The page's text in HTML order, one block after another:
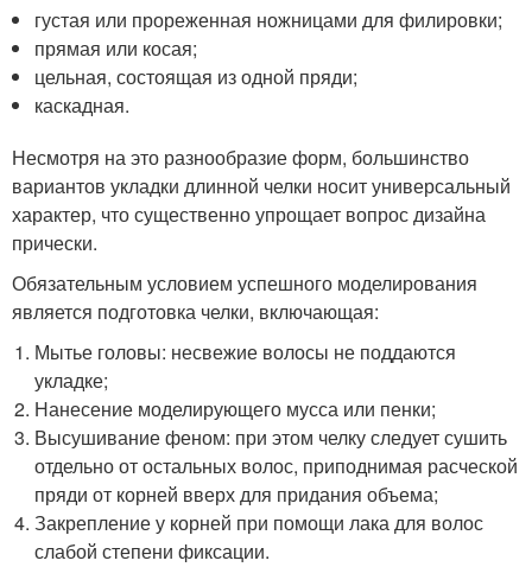
густая или прореженная ножницами для филировки;
прямая или косая;
цельная, состоящая из одной пряди;
каскадная.
Несмотря на это разнообразие форм, большинство
вариантов укладки длинной челки носит универсальный
характер, что существенно упрощает вопрос дизайна
прически.
Обязательным условием успешного моделирования
является подготовка челки, включающая:
Мытье головы: несвежие волосы не поддаются
укладке;
Нанесение моделирующего мусса или пенки;
Высушивание феном: при этом челку следует сушить
отдельно от остальных волос, приподнимая расческой
пряди от корней вверх для придания объема;
Закрепление у корней при помощи лака для волос
слабой степени фиксации.